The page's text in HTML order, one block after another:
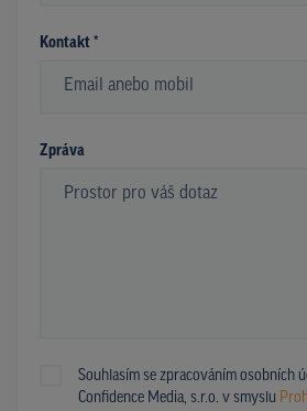
Kontakt *
Zpráva
Souhlasím se zpracováním osobních
Confidence Media, s.r.o. v smyslu